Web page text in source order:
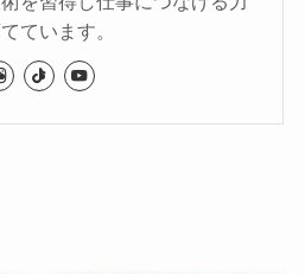
ています。